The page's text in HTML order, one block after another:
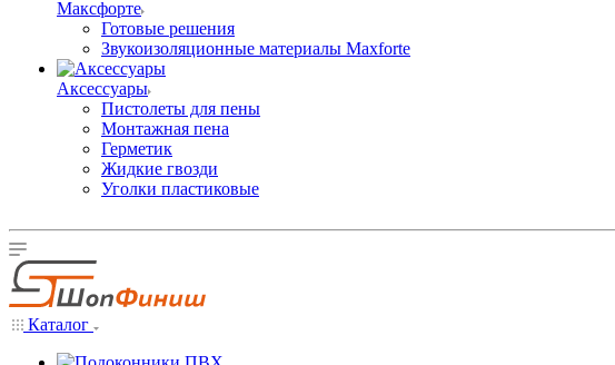
Максфорте
Готовые решения
Звукоизоляционные материалы Maxforte
Аксессуары
Пистолеты для пены
Монтажная пена
Герметик
Жидкие гвозди
Уголки пластиковые
Каталог